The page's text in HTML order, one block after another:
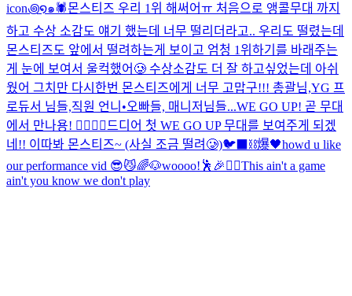
icon꩜໑๑🕷️몬스티즈 우리 1위 해써어ㅠ 처음으로 앵콜무대 까지
하고 수상 소감도 얘기 했는데 너무 떨리더라고.. 우리도 떨렸는데
몬스티즈도 앞에서 떨려하는게 보이고 엄청 1위하기를 바래주는
게 눈에 보여서 울컥했어🥲 수상소감도 더 잘 하고싶었는데 아쉬
웠어 그치만 다시한번 몬스티즈에게 너무 고맙구!!! 총괄님,YG 프
로듀서 님들,직원 언니•오빠들, 매니저님들...WE GO UP! 곧 무대
에서 만나용! ❤️‍🔥❤️‍🔥 드디어 첫 WE GO UP 무대를 보여주게 되겠
네!! 이따봐 몬스티즈~ (사실 조금 떨려🥲)🐦‍⬛⛓️爆🖤howd u like
our performance vid 😎😼🌈🐶woooo!🕺🎉❤️‍🔥This ain't a game
ain't you know we don't play